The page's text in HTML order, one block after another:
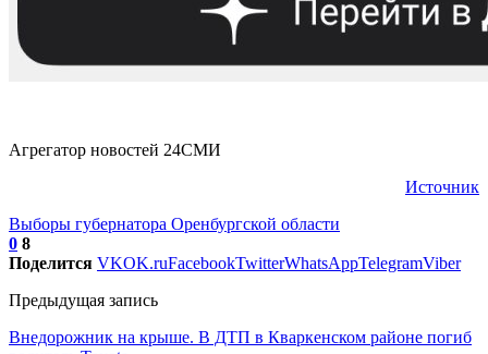
Агрегатор новостей 24СМИ
Источник
Выборы губернатора Оренбургской области
0 8
Поделится VKOK.ruFacebookTwitterWhatsAppTelegramViber
Предыдущая запись
Внедорожник на крыше. В ДТП в Кваркенском районе погиб